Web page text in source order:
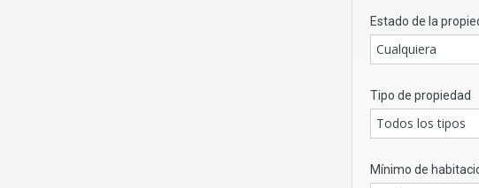
Estado de la
Cualquiera
Tipo de propiedad
Todos los tipos
Mínimo de